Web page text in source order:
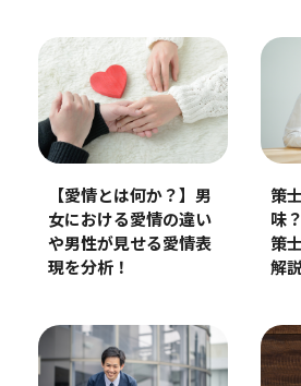
【愛情とは何か？】男
女における愛情の違い
や男性が見せる愛情表
現を分析！
策
味
策
解